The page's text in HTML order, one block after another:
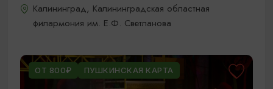
Калининград, Калининградская областная
филармония им. Е.Ф. Светланова
ОТ 800₽ ПУШКИНСКАЯ КАРТА